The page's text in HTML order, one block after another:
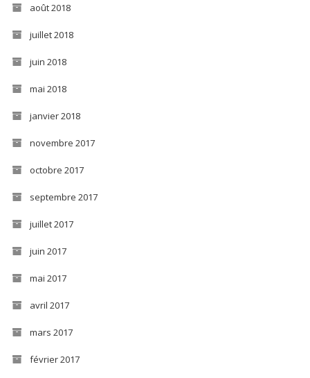
août 2018
juillet 2018
juin 2018
mai 2018
janvier 2018
novembre 2017
octobre 2017
septembre 2017
juillet 2017
juin 2017
mai 2017
avril 2017
mars 2017
février 2017